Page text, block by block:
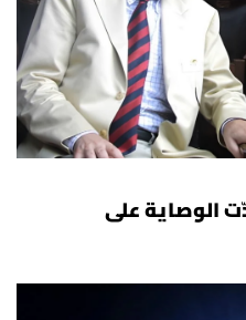
يوم ردّت الوصاية على